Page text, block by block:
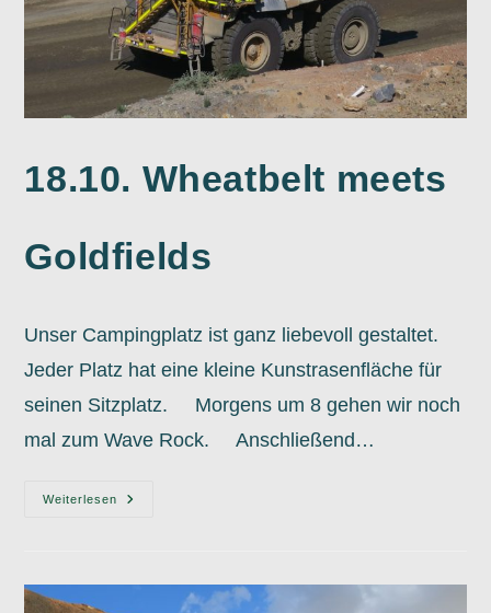
18.10. Wheatbelt meets
Goldfields
Unser Campingplatz ist ganz liebevoll gestaltet.
Jeder Platz hat eine kleine Kunstrasenfläche für
seinen Sitzplatz. Morgens um 8 gehen wir noch
mal zum Wave Rock. Anschließend…
Weiterlesen
18.10.